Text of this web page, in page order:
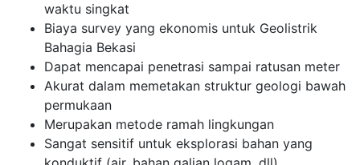
waktu singkat
Biaya survey yang ekonomis untuk Geolistrik
Bahagia Bekasi
Dapat mencapai penetrasi sampai ratusan meter
Akurat dalam memetakan struktur geologi bawah
permukaan
Merupakan metode ramah lingkungan
Sangat sensitif untuk eksplorasi bahan yang